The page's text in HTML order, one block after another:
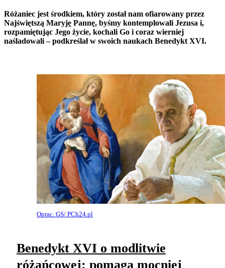
Różaniec jest środkiem, który został nam ofiarowany przez
Najświętszą Maryję Pannę, byśmy kontemplowali Jezusa i,
rozpamiętując Jego życie, kochali Go i coraz wierniej
naśladowali – podkreślał w swoich naukach Benedykt XVI.
Oprac. GS/ PCh24.pl
Benedykt XVI o modlitwie
różańcowej: pomaga mocniej